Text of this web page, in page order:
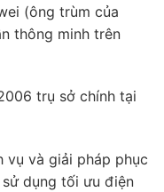
(ông trùm của
thông minh trên
trụ sở chính tại
vụ và giải pháp phục
dụng tối ưu điện